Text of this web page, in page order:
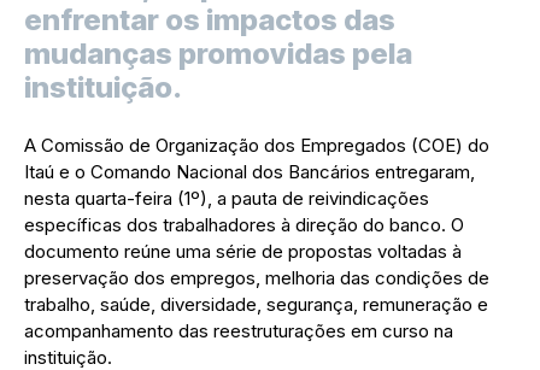
enfrentar os impactos das
mudanças promovidas pela
instituição.
A Comissão de Organização dos Empregados (COE) do
Itaú e o Comando Nacional dos Bancários entregaram,
nesta quarta-feira (1º), a pauta de reivindicações
específicas dos trabalhadores à direção do banco. O
documento reúne uma série de propostas voltadas à
preservação dos empregos, melhoria das condições de
trabalho, saúde, diversidade, segurança, remuneração e
acompanhamento das reestruturações em curso na
instituição.